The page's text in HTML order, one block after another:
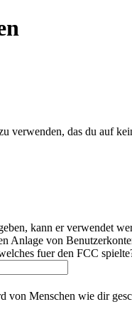
verwenden, das du auf
kann er verwendet
Anlage von
fuer den FCC
von Menschen wie dir